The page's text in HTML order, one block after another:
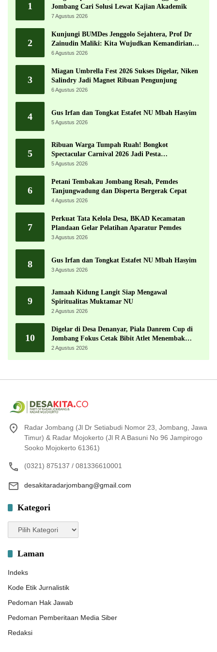
1
Jombang Cari Solusi Lewat Kajian Akademik
7 Agustus 2026
2
Kunjungi BUMDes Jenggolo Sejahtera, Prof Dr
Zainudin Maliki: Kita Wujudkan Kemandirian
Ekonomi dengan Potensi Desa
6 Agustus 2026
3
Miagan Umbrella Fest 2026 Sukses Digelar, Niken
Salindry Jadi Magnet Ribuan Pengunjung
6 Agustus 2026
4 Gus Irfan dan Tongkat Estafet NU Mbah Hasyim
5 Agustus 2026
5
Ribuan Warga Tumpah Ruah! Bongkot
Spectacular Carnival 2026 Jadi Pesta
Kemerdekaan Terbesar di Peterongan
5 Agustus 2026
6
Petani Tembakau Jombang Resah, Pemdes
Tanjungwadung dan Disperta Bergerak Cepat
4 Agustus 2026
7
Perkuat Tata Kelola Desa, BKAD Kecamatan
Plandaan Gelar Pelatihan Aparatur Pemdes
3 Agustus 2026
8 Gus Irfan dan Tongkat Estafet NU Mbah Hasyim
3 Agustus 2026
9
Jamaah Kidung Langit Siap Mengawal
Spiritualitas Muktamar NU
2 Agustus 2026
10
Digelar di Desa Denanyar, Piala Danrem Cup di
Jombang Fokus Cetak Bibit Atlet Menembak
Berprestasi
2 Agustus 2026
Radar Jombang (Jl Dr Setiabudi Nomor 23, Jombang, Jawa
Timur) & Radar Mojokerto (Jl R A Basuni No 96 Jampirogo
Sooko Mojokerto 61361)
(0321) 875137 / 081336610001
desakitaradarjombang@gmail.com
Kategori
Kategori
Laman
Indeks
Kode Etik Jurnalistik
Pedoman Hak Jawab
Pedoman Pemberitaan Media Siber
Redaksi